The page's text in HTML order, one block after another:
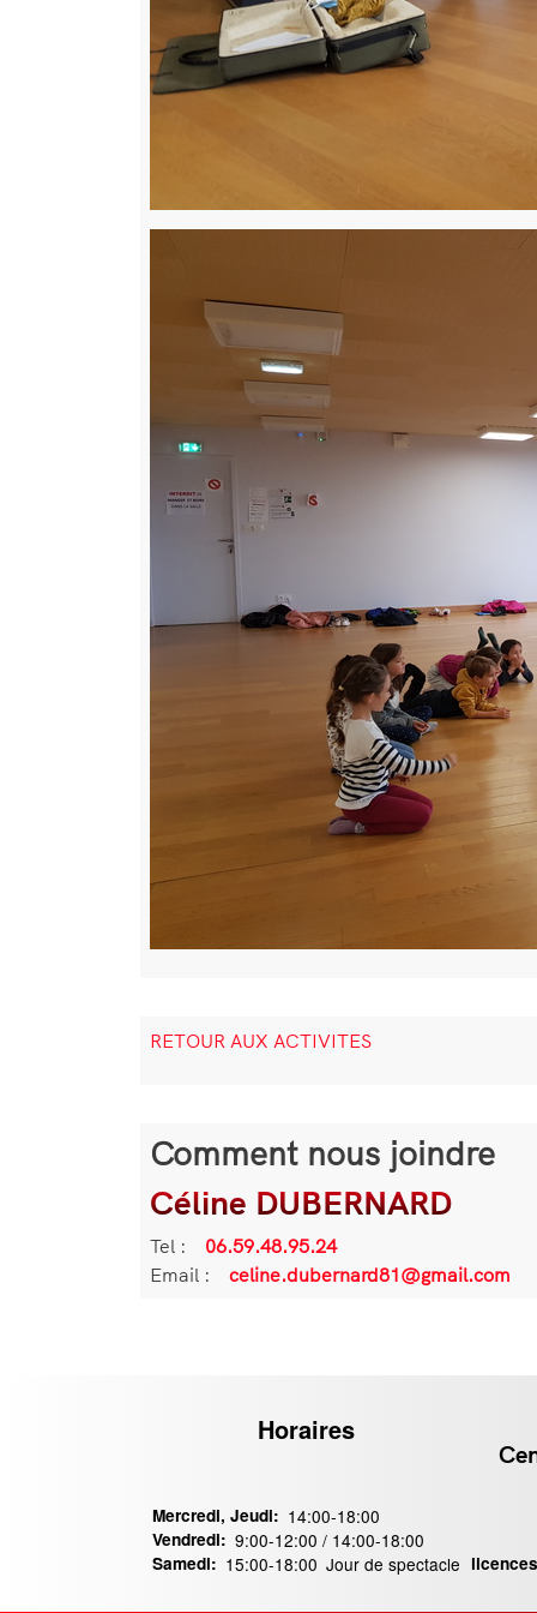
Bloc
RETOUR AUX ACTIVITES
Comment nous joindre
Informations
contact
Céline DUBERNARD
Tel : Téléphone
06.59.48.95.24
Email :
Email
celine.dubernard81@gmail.com
Horaires
Mercredi, Jeudi: 14:00-18:00
Vendredi: 9:00-12:00 / 14:00-18:00
Samedi: 15:00-18:00 Jour de spectacle